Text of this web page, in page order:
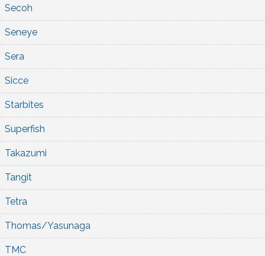
Secoh
Seneye
Sera
Sicce
Starbites
Superfish
Takazumi
Tangit
Tetra
Thomas/Yasunaga
TMC